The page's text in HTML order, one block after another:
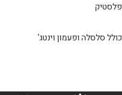
פלסטיק
כולל סלסלה ופעמון וינטג'